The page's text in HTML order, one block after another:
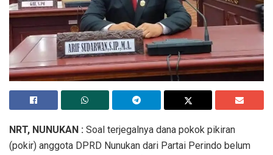
NRT, NUNUKAN : Soal terjegalnya dana pokok pikiran
(pokir) anggota DPRD Nunukan dari Partai Perindo belum